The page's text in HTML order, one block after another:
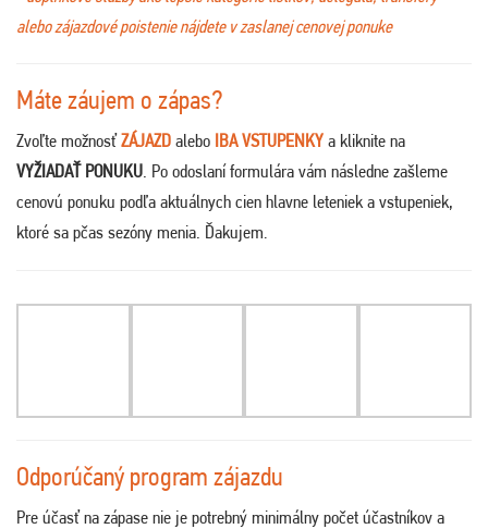
alebo zájazdové poistenie nájdete v zaslanej cenovej ponuke
Máte záujem o zápas?
Zvoľte možnosťZÁJAZD alebo IBA VSTUPENKY a kliknite na
VYŽIADAŤ PONUKU. Po odoslaní formulára vám následne zašleme
cenovú ponuku podľa aktuálnych cien hlavne leteniek a vstupeniek,
ktoré sa pčas sezóny menia. Ďakujem.
Odporúčaný program zájazdu
Pre účasť na zápase nie je potrebný minimálny počet účastníkov a